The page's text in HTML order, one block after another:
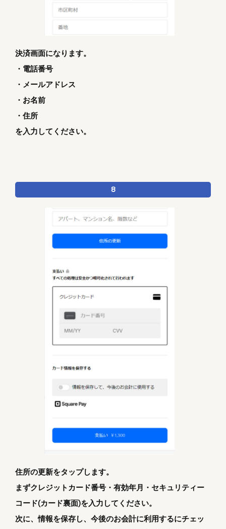
決済画面になります。
・電話番号
・メールアドレス
・お名前
・住所
を入力してください。
8
住所の更新をタップします。
まずクレジットカード番号・有効年月・セキュリティー
コード(カード裏面)を入力してください。
次に、情報を保存し、今後のお会計に利用するにチェッ